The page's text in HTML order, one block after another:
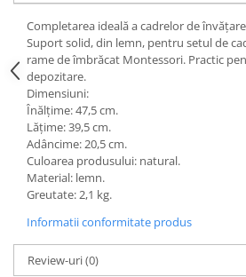
Jucarii de echilibru
Mingi terapeutice
Module din burete
Motricitate fina
Motricitate grosiera
Recunoasterea formelor
Saltele
Trasee de motricitate
Wellness
Diverse jucarii educative
Apa si nisip
Dezvoltarea limbajului
Completarea ideală a cadrelor de învățare
Suport solid, din lemn, pentru setul de
rame de îmbrăcat Montessori. Practic
depozitare.
Dimensiuni:
Înălțime: 47,5 cm.
Lățime: 39,5 cm.
Adâncime: 20,5 cm.
Culoarea produsului: natural.
Material: lemn.
Greutate: 2,1 kg.
Informatii conformitate produs
Review-uri(0)